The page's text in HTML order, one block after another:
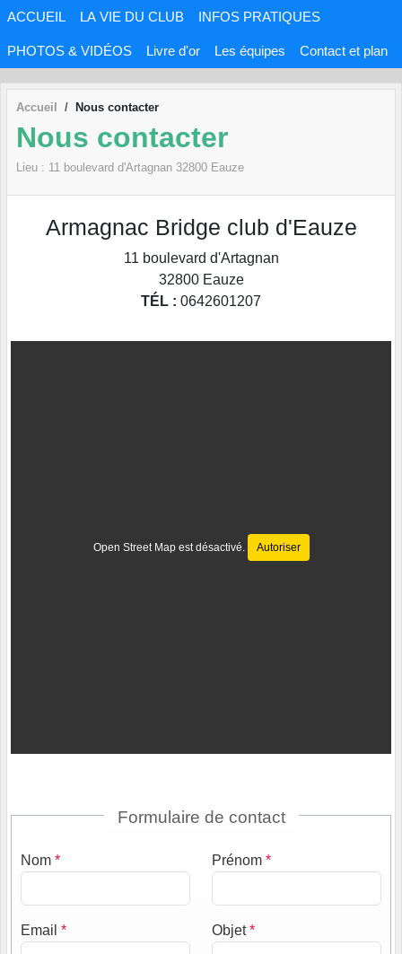
ACCUEIL LA VIE DU CLUB INFOS PRATIQUES
PHOTOS & VIDÉOS Livre d'or Les équipes Contact et plan
Accueil Nous contacter
Nous contacter
Lieu : 11 boulevard d'Artagnan 32800 Eauze
Armagnac Bridge club d'Eauze
11 boulevard d'Artagnan
32800 Eauze
TÉL : 0642601207
Open Street Map est désactivé. Autoriser
Formulaire de contact
Nom * Prénom *
Email * Objet*
Panneau de gestion des cookies